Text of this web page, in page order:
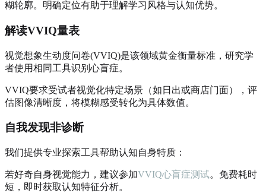
糊轮廓。明确定位有助于理解学习风格与认知优势。
解读VVIQ量表
视觉想象生动度问卷(VVIQ)是该领域黄金衡量标准，研究学
者使用相同工具识别心盲症。
VVIQ要求受试者视觉化特定场景（如日出或商店门面），评
估图像清晰度，将模糊感受转化为具体数值。
自我发现非诊断
我们提供专业探索工具帮助认知自身特质：
若好奇自身视觉能力，建议参加VVIQ心盲症测试。免费耗时
短，即时获取认知特征分析。